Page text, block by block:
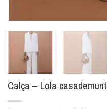
Calça – Lola casademunt